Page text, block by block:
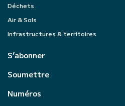
Déchets
Air & Sols
Infrastructures & territoires
S’abonner
Soumettre
Numéros